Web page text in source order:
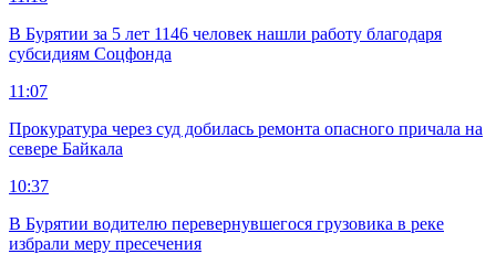
В Бурятии за 5 лет 1146 человек нашли работу благодаря
субсидиям Соцфонда
11:07
Прокуратура через суд добилась ремонта опасного причала на
севере Байкала
10:37
В Бурятии водителю перевернувшегося грузовика в реке
избрали меру пресечения